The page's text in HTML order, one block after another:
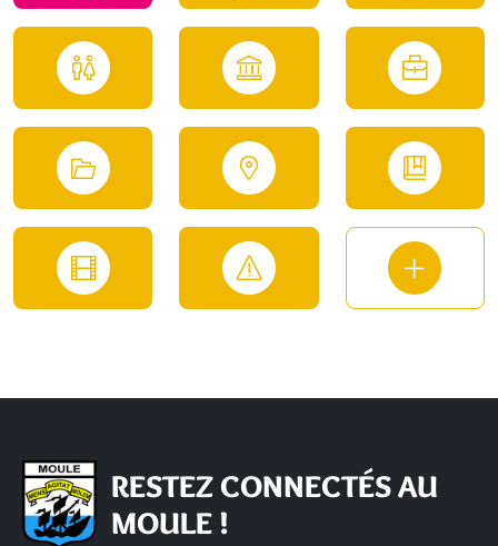
RESTEZ CONNECTÉS AU
MOULE !